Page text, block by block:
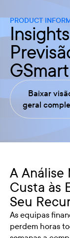
PRODUCT
GSmart
Baixar
geral
A Análise
Custa às
Seu
As equipas
perdem horas